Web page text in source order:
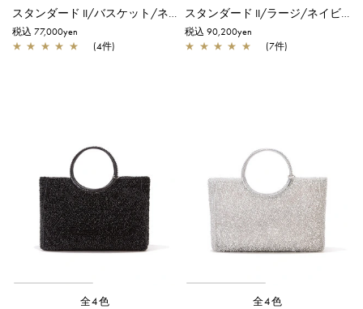
スタンダード II/バスケット/ネイビーシルバー
税込 77,000yen
★ ★ ★ ★ ★ (4件)
スタンダード II/ラージ/ネイビーシルバー
税込 90,200yen
★ ★ ★ ★ ★ (7件)
全4色 全4色